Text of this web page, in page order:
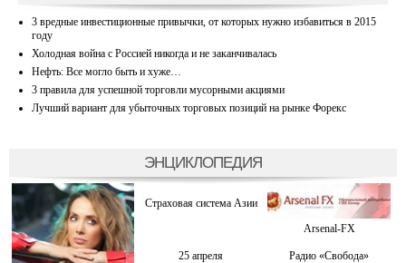
3 вредные инвестиционные привычки, от которых нужно избавиться в 2015
году
Холодная война с Россией никогда и не заканчивалась
Нефть: Все могло быть и хуже…
3 правила для успешной торговли мусорными акциями
Лучший вариант для убыточных торговых позиций на рынке Форекс
ЭНЦИКЛОПЕДИЯ
Страховая система Азии
Arsenal-FX
25 апреля Радио «Свобода»